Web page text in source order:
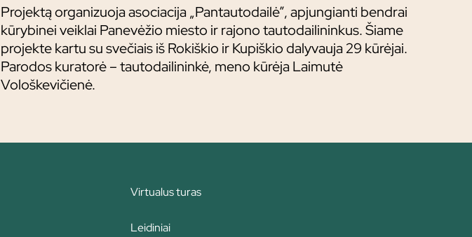
Projektą organizuoja asociacija „Pantautodailė”, apjungianti bendrai
kūrybinei veiklai Panevėžio miesto ir rajono tautodailininkus. Šiame
projekte kartu su svečiais iš Rokiškio ir Kupiškio dalyvauja 29 kūrėjai.
Parodos kuratorė – tautodailininkė, meno kūrėja Laimutė
Vološkevičienė.
Virtualus turas
Leidiniai